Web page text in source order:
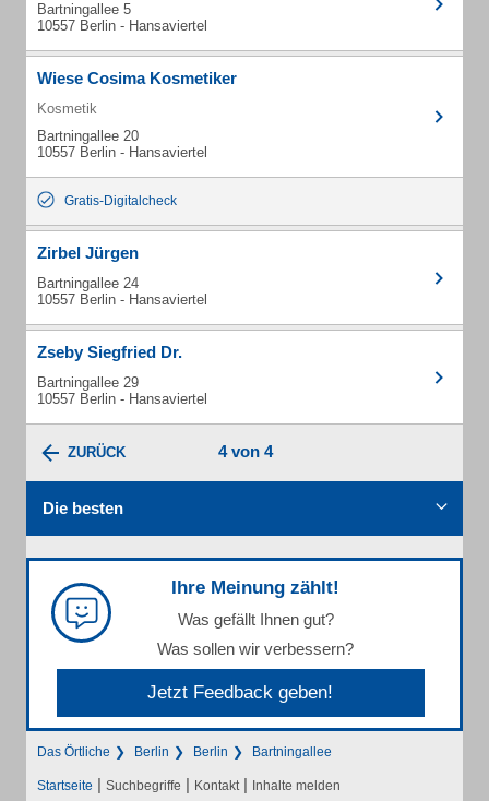
Bartningallee 5
10557 Berlin - Hansaviertel
Wiese Cosima Kosmetiker
Kosmetik
Bartningallee 20
10557 Berlin - Hansaviertel
Gratis-Digitalcheck
Zirbel Jürgen
Bartningallee 24
10557 Berlin - Hansaviertel
Zseby Siegfried Dr.
Bartningallee 29
10557 Berlin - Hansaviertel
ZURÜCK 4 von 4
Die besten
Ihre Meinung zählt!
Was gefällt Ihnen gut?
Was sollen wir verbessern?
Jetzt Feedback geben!
Das Örtliche Berlin Berlin Bartningallee
Startseite | Suchbegriffe | Kontakt | Inhalte melden